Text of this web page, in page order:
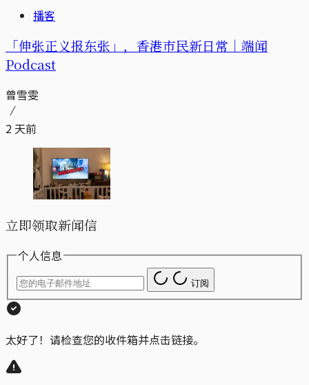
播客
「伸张正义报东张」，香港市民新日常｜端闻
Podcast
曾雪雯
2 天前
立即领取新闻信
个人信息
订阅
太好了！请检查您的收件箱并点击链接。